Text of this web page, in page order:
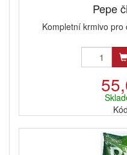
Pepe
Kompletní krmivo